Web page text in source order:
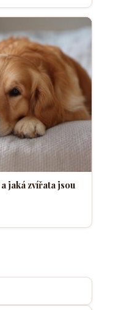
jaká zvířata jsou